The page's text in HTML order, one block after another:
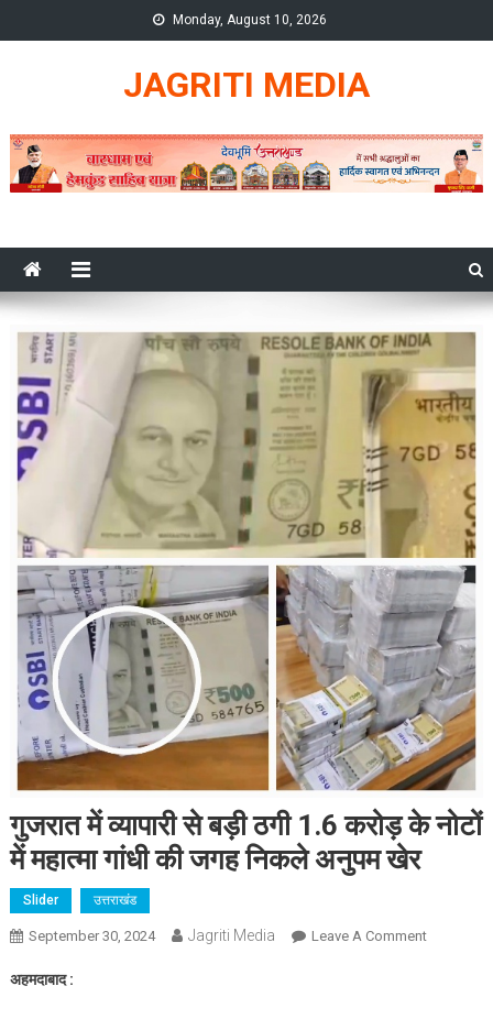
to
Monday, August 10, 2026
JAGRITI MEDIA
गुजरात में व्यापारी से बड़ी ठगी 1.6 करोड़ के नोटों
में महात्मा गांधी की जगह निकले अनुपम खेर
Slider उत्तराखंड
September 30, 2024 Jagriti Media Leave A CommentOn
अहमदाबाद :